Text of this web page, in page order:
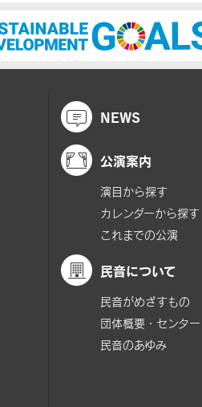
NEWS
公演案内
演目から探す
カレンダーから探す
これまでの公演
民音について
民音がめざすもの
団体概要・センター
民音のあゆみ